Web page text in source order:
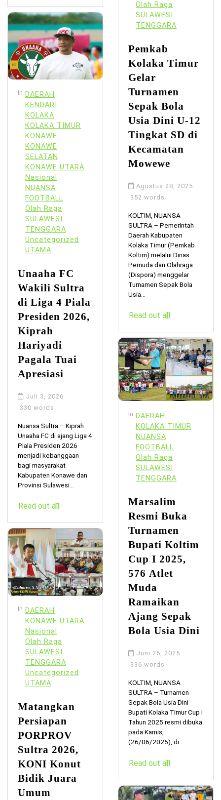
In DAERAH
KENDARI
KOLAKA
KOLAKA TIMUR
KONAWE
KONAWE
SELATAN
KONAWE UTARA
Nasional
NUANSA
FOOTBALL
Olah Raga
SULAWESI
TENGGARA
Uncategorized
UTAMA
Unaaha FC
Wakili Sultra
di Liga 4 Piala
Presiden 2026,
Kiprah
Hariyadi
Pagala Tuai
Apresiasi
Juli 3, 2026
330 words
Nuansa Sultra – Kiprah
Unaaha FC di ajang Liga 4
Piala Presiden 2026
menjadi kebanggaan
bagi masyarakat
Kabupaten Konawe dan
Provinsi Sulawesi...
Read out all
In DAERAH
KONAWE UTARA
Nasional
Olah Raga
SULAWESI
TENGGARA
Uncategorized
UTAMA
Matangkan
Persiapan
PORPROV
Sultra 2026,
KONI Konut
Bidik Juara
Umum
Olah Raga
SULAWESI
TENGGARA
Pemkab
Kolaka Timur
Gelar
Turnamen
Sepak Bola
Usia Dini U-12
Tingkat SD di
Kecamatan
Mowewe
Agustus 28, 2025
352 words
KOLTIM, NUANSA
SULTRA – Pemerintah
Daerah Kabupaten
Kolaka Timur (Pemkab
Koltim) melalui Dinas
Pemuda dan Olahraga
(Dispora) menggelar
Turnamen Sepak Bola
Usia...
Read out all
In DAERAH
KOLAKA TIMUR
NUANSA
FOOTBALL
Olah Raga
SULAWESI
TENGGARA
Marsalim
Resmi Buka
Turnamen
Bupati Koltim
Cup I 2025,
576 Atlet
Muda
Ramaikan
Ajang Sepak
Bola Usia Dini
Juni 26, 2025
336 words
KOLTIM, NUANSA
SULTRA – Turnamen
Sepak Bola Usia Dini
Bupati Kolaka Timur Cup I
Tahun 2025 resmi dibuka
pada Kamis,
(26/06/2025), di...
Read out all